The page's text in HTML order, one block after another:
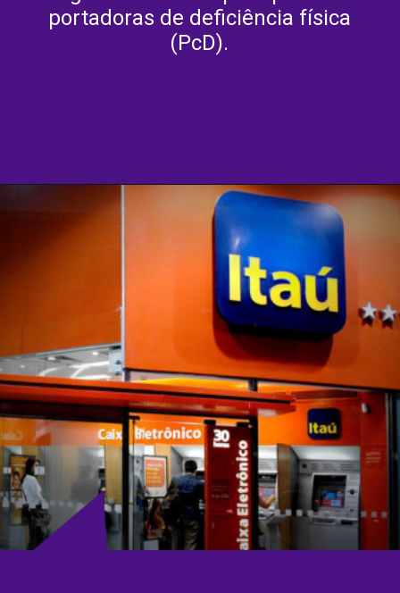
portadoras de deficiência física
(PcD).